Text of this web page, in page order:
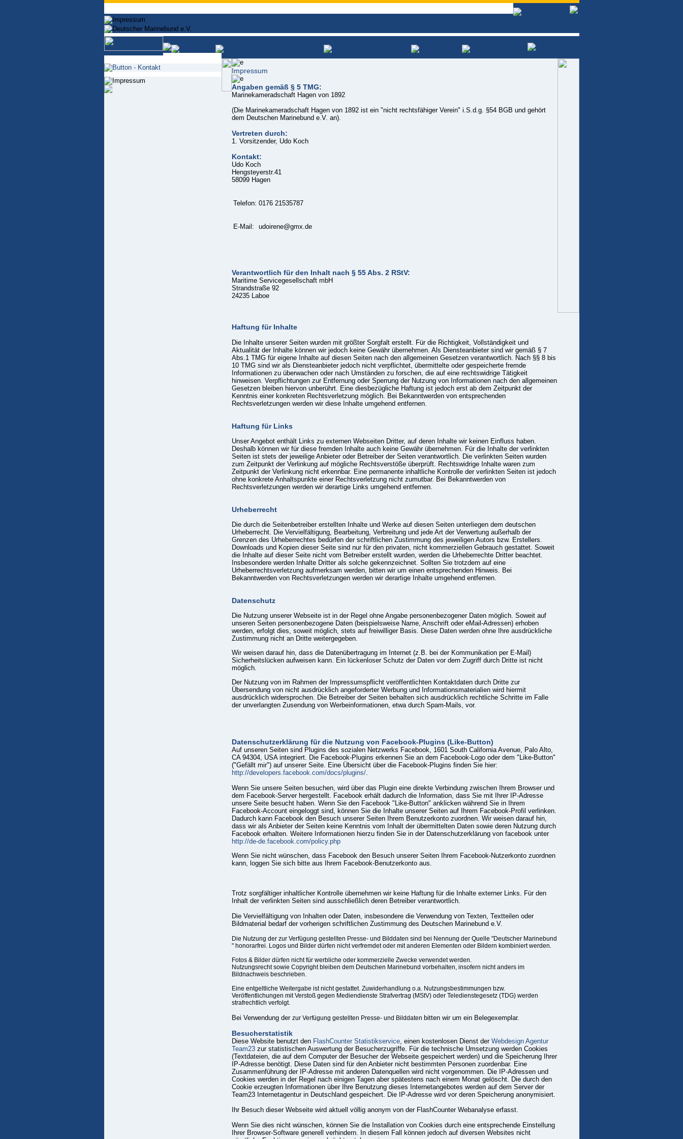
Impressum
Angaben gemäß § 5 TMG:
Marinekameradschaft Hagen von 1892
(Die Marinekameradschaft Hagen von 1892 ist ein "nicht rechtsfähiger Verein" i.S.d.g. §54 BGB und gehört
dem Deutschen Marinebund e.V. an).
Vertreten durch:
1. Vorsitzender, Udo Koch
Kontakt:
Udo Koch
Hengsteyerstr.41
58099 Hagen
Telefon: 0176 21535787
E-Mail: udoirene@gmx.de
Verantwortlich für den Inhalt nach § 55 Abs. 2 RStV:
Maritime Servicegesellschaft mbH
Strandstraße 92
24235 Laboe
Haftung für Inhalte
Die Inhalte unserer Seiten wurden mit größter Sorgfalt erstellt. Für die Richtigkeit, Vollständigkeit und
Aktualität der Inhalte können wir jedoch keine Gewähr übernehmen. Als Diensteanbieter sind wir gemäß § 7
Abs.1 TMG für eigene Inhalte auf diesen Seiten nach den allgemeinen Gesetzen verantwortlich. Nach §§ 8 bis
10 TMG sind wir als Diensteanbieter jedoch nicht verpflichtet, übermittelte oder gespeicherte fremde
Informationen zu überwachen oder nach Umständen zu forschen, die auf eine rechtswidrige Tätigkeit
hinweisen. Verpflichtungen zur Entfernung oder Sperrung der Nutzung von Informationen nach den allgemeinen
Gesetzen bleiben hiervon unberührt. Eine diesbezügliche Haftung ist jedoch erst ab dem Zeitpunkt der
Kenntnis einer konkreten Rechtsverletzung möglich. Bei Bekanntwerden von entsprechenden
Rechtsverletzungen werden wir diese Inhalte umgehend entfernen.
Haftung für Links
Unser Angebot enthält Links zu externen Webseiten Dritter, auf deren Inhalte wir keinen Einfluss haben.
Deshalb können wir für diese fremden Inhalte auch keine Gewähr übernehmen. Für die Inhalte der verlinkten
Seiten ist stets der jeweilige Anbieter oder Betreiber der Seiten verantwortlich. Die verlinkten Seiten wurden
zum Zeitpunkt der Verlinkung auf mögliche Rechtsverstöße überprüft. Rechtswidrige Inhalte waren zum
Zeitpunkt der Verlinkung nicht erkennbar. Eine permanente inhaltliche Kontrolle der verlinkten Seiten ist jedoch
ohne konkrete Anhaltspunkte einer Rechtsverletzung nicht zumutbar. Bei Bekanntwerden von
Rechtsverletzungen werden wir derartige Links umgehend entfernen.
Urheberrecht
Die durch die Seitenbetreiber erstellten Inhalte und Werke auf diesen Seiten unterliegen dem deutschen
Urheberrecht. Die Vervielfältigung, Bearbeitung, Verbreitung und jede Art der Verwertung außerhalb der
Grenzen des Urheberrechtes bedürfen der schriftlichen Zustimmung des jeweiligen Autors bzw. Erstellers.
Downloads und Kopien dieser Seite sind nur für den privaten, nicht kommerziellen Gebrauch gestattet. Soweit
die Inhalte auf dieser Seite nicht vom Betreiber erstellt wurden, werden die Urheberrechte Dritter beachtet.
Insbesondere werden Inhalte Dritter als solche gekennzeichnet. Sollten Sie trotzdem auf eine
Urheberrechtsverletzung aufmerksam werden, bitten wir um einen entsprechenden Hinweis. Bei
Bekanntwerden von Rechtsverletzungen werden wir derartige Inhalte umgehend entfernen.
Datenschutz
Die Nutzung unserer Webseite ist in der Regel ohne Angabe personenbezogener Daten möglich. Soweit auf
unseren Seiten personenbezogene Daten (beispielsweise Name, Anschrift oder eMail-Adressen) erhoben
werden, erfolgt dies, soweit möglich, stets auf freiwilliger Basis. Diese Daten werden ohne Ihre ausdrückliche
Zustimmung nicht an Dritte weitergegeben.
Wir weisen darauf hin, dass die Datenübertragung im Internet (z.B. bei der Kommunikation per E-Mail)
Sicherheitslücken aufweisen kann. Ein lückenloser Schutz der Daten vor dem Zugriff durch Dritte ist nicht
möglich.
Der Nutzung von im Rahmen der Impressumspflicht veröffentlichten Kontaktdaten durch Dritte zur
Übersendung von nicht ausdrücklich angeforderter Werbung und Informationsmaterialien wird hiermit
ausdrücklich widersprochen. Die Betreiber der Seiten behalten sich ausdrücklich rechtliche Schritte im Falle
der unverlangten Zusendung von Werbeinformationen, etwa durch Spam-Mails, vor.
Datenschutzerklärung für die Nutzung von Facebook-Plugins (Like-Button)
Auf unseren Seiten sind Plugins des sozialen Netzwerks Facebook, 1601 South California Avenue, Palo Alto,
CA 94304, USA integriert. Die Facebook-Plugins erkennen Sie an dem Facebook-Logo oder dem "Like-Button"
("Gefällt mir") auf unserer Seite. Eine Übersicht über die Facebook-Plugins finden Sie hier:
http://developers.facebook.com/docs/plugins/.
Wenn Sie unsere Seiten besuchen, wird über das Plugin eine direkte Verbindung zwischen Ihrem Browser und
dem Facebook-Server hergestellt. Facebook erhält dadurch die Information, dass Sie mit Ihrer IP-Adresse
unsere Seite besucht haben. Wenn Sie den Facebook "Like-Button" anklicken während Sie in Ihrem
Facebook-Account eingeloggt sind, können Sie die Inhalte unserer Seiten auf Ihrem Facebook-Profil verlinken.
Dadurch kann Facebook den Besuch unserer Seiten Ihrem Benutzerkonto zuordnen. Wir weisen darauf hin,
dass wir als Anbieter der Seiten keine Kenntnis vom Inhalt der übermittelten Daten sowie deren Nutzung durch
Facebook erhalten. Weitere Informationen hierzu finden Sie in der Datenschutzerklärung von facebook unter
http://de-de.facebook.com/policy.php
Wenn Sie nicht wünschen, dass Facebook den Besuch unserer Seiten Ihrem Facebook-Nutzerkonto zuordnen
kann, loggen Sie sich bitte aus Ihrem Facebook-Benutzerkonto aus.
Trotz sorgfältiger inhaltlicher Kontrolle übernehmen wir keine Haftung für die Inhalte externer Links. Für den
Inhalt der verlinkten Seiten sind ausschließlich deren Betreiber verantwortlich.
Die Vervielfältigung von Inhalten oder Daten, insbesondere die Verwendung von Texten, Textteilen oder
Bildmaterial bedarf der vorherigen schriftlichen Zustimmung des Deutschen Marinebund e.V.
Die Nutzung der zur Verfügung gestellten Presse- und Bilddaten sind bei Nennung der Quelle "Deutscher Marinebund
" honorarfrei. Logos und Bilder dürfen nicht verfremdet oder mit anderen Elementen oder Bildern kombiniert werden.
Fotos & Bilder dürfen nicht für werbliche oder kommerzielle Zwecke verwendet werden.
Nutzungsrecht sowie Copyright bleiben dem Deutschen Marinebund vorbehalten, insofern nicht anders im
Bildnachweis beschrieben.
Eine entgeltliche Weitergabe ist nicht gestattet. Zuwiderhandlung o.a. Nutzungsbestimmungen bzw.
Veröffentlichungen mit Verstoß gegen Mediendienste Strafvertrag (MStV) oder Teledienstegesetz (TDG) werden
strafrechtlich verfolgt.
Bei Verwendung der zur Verfügung gestellten Presse- und Bilddaten bitten wir um ein Belegexemplar.
Besucherstatistik
Diese Website benutzt den FlashCounter Statistikservice, einen kostenlosen Dienst der Webdesign Agentur
Team23zur statistischen Auswertung der Besucherzugriffe. Für die technische Umsetzung werden Cookies
(Textdateien, die auf dem Computer der Besucher der Webseite gespeichert werden) und die Speicherung Ihrer
IP-Adresse benötigt. Diese Daten sind für den Anbieter nicht bestimmten Personen zuordenbar. Eine
Zusammenführung der IP-Adresse mit anderen Datenquellen wird nicht vorgenommen. Die IP-Adressen und
Cookies werden in der Regel nach einigen Tagen aber spätestens nach einem Monat gelöscht. Die durch den
Cookie erzeugten Informationen über Ihre Benutzung dieses Internetangebotes werden auf dem Server der
Team23 Internetagentur in Deutschland gespeichert. Die IP-Adresse wird vor deren Speicherung anonymisiert.
Ihr Besuch dieser Webseite wird aktuell völlig anonym von der FlashCounter Webanalyse erfasst.
Wenn Sie dies nicht wünschen, können Sie die Installation von Cookies durch eine entsprechende Einstellung
Ihrer Browser-Software generell verhindern. In diesem Fall können jedoch auf diversen Websites nicht